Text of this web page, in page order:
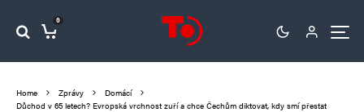
0
Home Zprávy
Domácí
Důchod v 65 letech? Evropská vrchnost zuří a chce Čechům diktovat, kdy smí přestat